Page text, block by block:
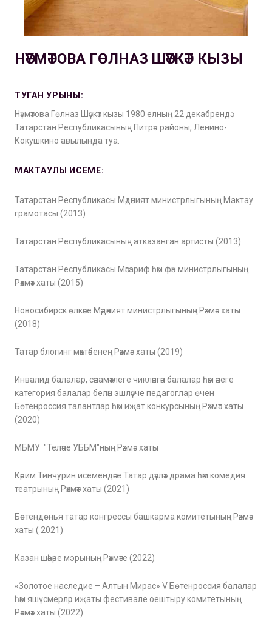
НӘҮМӘТОВА ГӨЛНАЗ ШӘҮКӘТ КЫЗЫ
ТУГАН УРЫНЫ:
Нәүмәтова Гөлназ Шәүкәт кызы 1980 елның 22 декабрендә
Татарстан Республикасының Питрәч районы, Ленино-
Кокушкино авылында туа.
МАКТАУЛЫ ИСЕМЕ:
Татарстан Республикасы Мәдәният министрлыгының Мактау
грамотасы (2013)
Татарстан Республикасының атказанган артисты (2013)
Татарстан Республикасы Мәгариф һәм фән министрлыгының
Рәхмәт хаты (2015)
Новосибирск өлкәсе Мәдәният министрлыгының Рәхмәт хаты
(2018)
Татар блогинг мәктәбенең Рәхмәт хаты (2019)
Инвалид балалар, сәламәтлеге чикләнгән балалар һәм әлеге
категория балалар белән эшләүче педагоглар өчен
Бөтенроссия талантлар һәм иҗат конкурсының Рәхмәт хаты
(2020)
МБМУ "Теләче УББМ"ның Рәхмәт хаты
Кәрим Тинчурин исемендәге Татар дәүләт драма һәм комедия
театрының Рәхмәт хаты (2021)
Бөтендөнья татар конгрессы башкарма комитетының Рәхмәт
хаты ( 2021)
Казан шәһәре мэрының Рәхмәте (2022)
«Золотое наследие – Алтын Мирас» V Бөтенроссия балалар
һәм яшүсмерләр иҗаты фестивале оештыру комитетының
Рәхмәт хаты (2022)